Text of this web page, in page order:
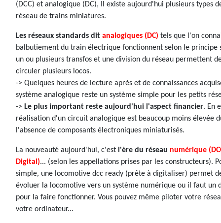
(DCC) et analogique (DC), Il existe aujourd'hui plusieurs types
réseau de trains miniatures.
Les réseaux standards dit analogiques (DC) tels que l'on
balbutiement du train électrique fonctionnent selon le principe
un ou plusieurs transfos et une division du réseau permettent
circuler plusieurs locos.
-> Quelques heures de lecture après et de connaissances
système analogique reste un système simple pour les petits
-> Le plus important reste aujourd'hui l'aspect financier. En
réalisation d'un circuit analogique est beaucoup moins élevée
l'absence de composants électroniques miniaturisés.
La nouveauté aujourd'hui, c'est l'ère du réseau numérique
Digital)... (selon les appellations prises par les constructeurs).
simple, une locomotive dcc ready (prête à digitaliser) permet
évoluer la locomotive vers un système numérique ou il faut un
pour la faire fonctionner. Vous pouvez même piloter votre
votre ordinateur...